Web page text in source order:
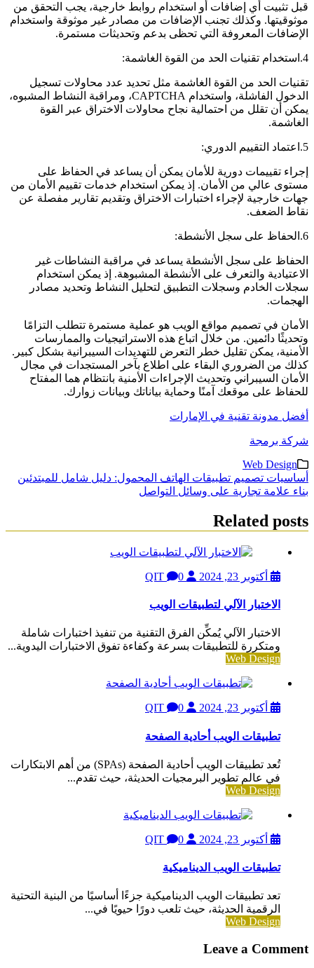
قبل تثبيت أي إضافات أو استخدام روابط خارجية، يجب التحقق من
موثوقيتها. وكذلك تجنب الإضافات من مصادر غير موثوقة واستخدام
الإضافات المعروفة التي تحظى بدعم وتحديثات مستمرة.
4.استخدام تقنيات الحد من القوة الغاشمة:
تقنيات الحد من القوة الغاشمة مثل تحديد عدد محاولات تسجيل
الدخول الفاشلة، واستخدام CAPTCHA، ومراقبة النشاط المشبوه،
يمكن أن تقلل من احتمالية نجاح محاولات الاختراق عبر القوة
الغاشمة.
5.اعتماد التقييم الدوري:
إجراء تقييمات دورية للأمان يمكن أن يساعد في الحفاظ على
مستوى عالي من الأمان. إذ يمكن استخدام خدمات تقييم الأمان من
جهات خارجية لإجراء اختبارات الاختراق وتقديم تقارير مفصلة عن
نقاط الضعف.
6.الحفاظ على سجل الأنشطة:
الحفاظ على سجل الأنشطة يساعد في مراقبة النشاطات غير
الاعتيادية والتعرف على الأنشطة المشبوهة. إذ يمكن استخدام
سجلات الخادم وسجلات التطبيق لتحليل النشاط وتحديد مصادر
الهجمات.
الأمان في تصميم مواقع الويب هو عملية مستمرة تتطلب التزامًا
وتحديثًا دائمين. من خلال اتباع هذه الاستراتيجيات والممارسات
الأمنية، يمكن تقليل خطر التعرض للتهديدات السيبرانية بشكل كبير.
كذلك من الضروري البقاء على اطلاع بآخر المستجدات في مجال
الأمان السيبراني وتحديث الإجراءات الأمنية بانتظام هما المفتاح
للحفاظ على موقعك آمنًا وحماية بياناتك وبيانات زوارك.
أفضل مدونة تقنية في الإمارات
شركة برمجة
Web Design
تصفّح
المقالات
أساسيات تصميم تطبيقات الهاتف المحمول: دليل شامل للمبتدئين
بناء علامة تجارية على وسائل التواصل
Related posts
أكتوبر 23, 2024 0
الاختبار الآلي لتطبيقات الويب
الاختبار الآلي يُمكِّن الفرق التقنية من تنفيذ اختبارات شاملة
ومتكررة للتطبيقات بسرعة وكفاءة تفوق الاختبارات اليدوية...
Web Design
أكتوبر 23, 2024 0
تطبيقات الويب أحادية الصفحة
تُعد تطبيقات الويب أحادية الصفحة (SPAs) من أهم الابتكارات
في عالم تطوير البرمجيات الحديثة، حيث تقدم...
Web Design
أكتوبر 23, 2024 0
تطبيقات الويب الديناميكية
تعد تطبيقات الويب الديناميكية جزءًا أساسيًا من البنية التحتية
الرقمية الحديثة، حيث تلعب دورًا حيويًا في...
Web Design
Leave a Comment